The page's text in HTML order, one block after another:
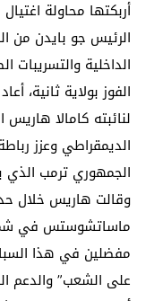
أربكتها محاولة
الرئيس جو بايدن من
الداخلية
الفوز بولاية ثانية،
لنائبته كامالا
الديمقراطي وعزز
الجمهوري ترمب الذي
وقالت هاريس خلال
ماساتشوستس في
مفضلين في هذا
على الشعب” والدعم